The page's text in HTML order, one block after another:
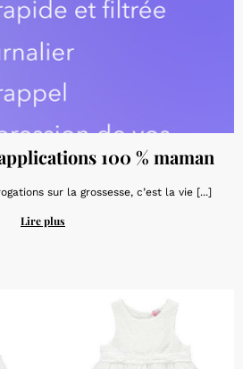
100 % maman
sur la grossesse, c’est la vie [...]
Lire plus